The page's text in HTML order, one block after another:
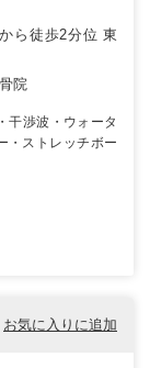
ら徒歩2分位 東
院
干渉波・ウォータ
・ストレッチボー
お気に入りに追加